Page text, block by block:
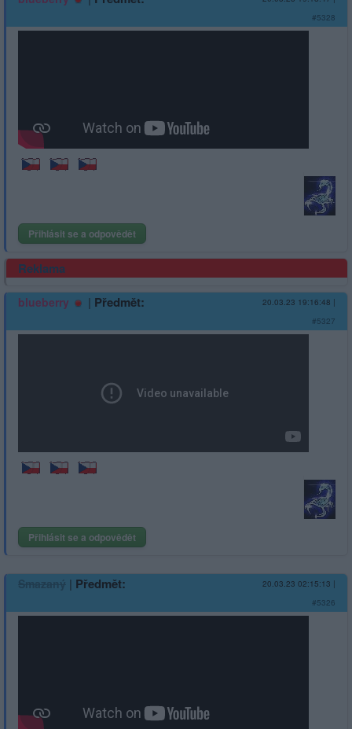
#5328
Přihlásit se a odpovědět
Reklama
blueberry | Předmět: 20.03.23 19:16:48 |
#5327
Přihlásit se a odpovědět
Smazaný | Předmět: 20.03.23 02:15:13 |
#5326